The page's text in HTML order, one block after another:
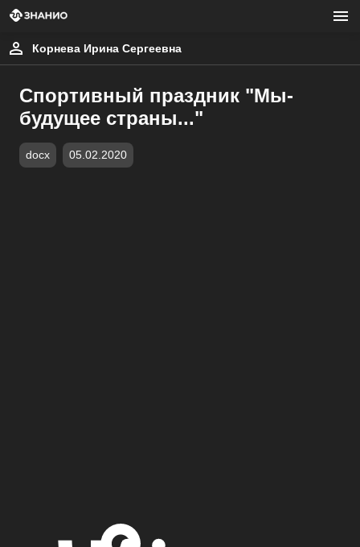
Корнева Ирина Сергеевна
Спортивный праздник "Мы-
будущее страны..."
docx 05.02.2020